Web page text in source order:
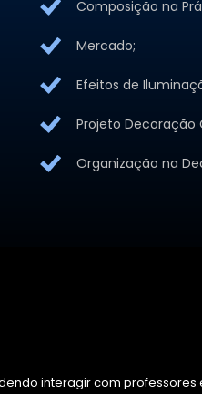
Composição na
Mercado;
Efeitos de
Projeto Decoração
Organização na
interagir com professores